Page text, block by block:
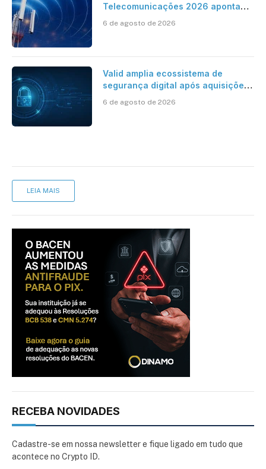
Telecomunicações 2026 aponta
mantém desafio
6 de agosto de 2026
Valid amplia ecossistema de
segurança digital após aquisições
6 de agosto de 2026
LEIA MAIS
RECEBA NOVIDADES
Cadastre-se em nossa newsletter e fique ligado em tudo que
acontece no Crypto ID.